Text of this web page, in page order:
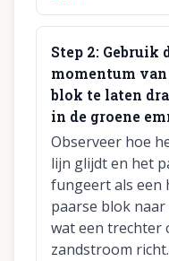
Step 2: Gebruik
momentum
blok te laten
in de groene
Observeer hoe
lijn glijdt en het
fungeert als een
paarse blok
wat een trechter
zandstroom richt.